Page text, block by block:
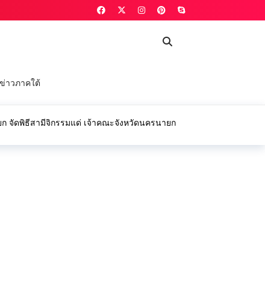
ข่าวภาคใต้
จัดพิธีสามีจิกรรมแด่ เจ้าคณะจังหวัดนครนายก